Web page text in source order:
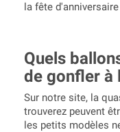
la fête
Quels
de gonfler à
Sur notre site, la
trouverez peuvent
les petits modèles